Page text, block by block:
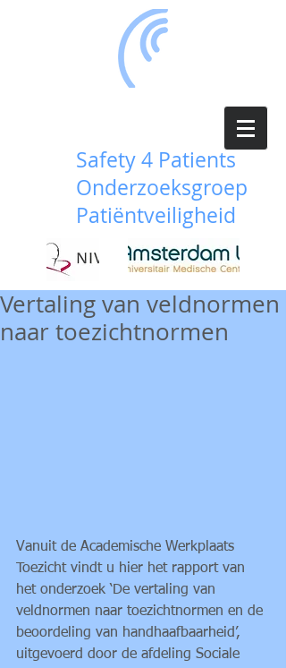
Safety 4 Patients
Onderzoeksgroep
Patiëntveiligheid
Vertaling van veldnormen
naar toezichtnormen
Vanuit de Academische Werkplaats
Toezicht vindt u hier het rapport van
het onderzoek ‘De vertaling van
veldnormen naar toezichtnormen en de
beoordeling van handhaafbaarheid’,
uitgevoerd door de afdeling Sociale